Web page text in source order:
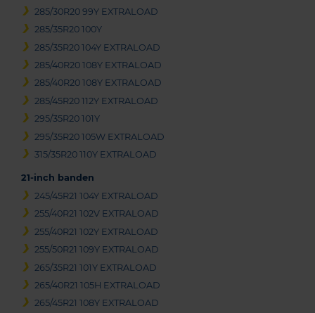
285/30R20 99Y EXTRALOAD
285/35R20 100Y
285/35R20 104Y EXTRALOAD
285/40R20 108Y EXTRALOAD
285/40R20 108Y EXTRALOAD
285/45R20 112Y EXTRALOAD
295/35R20 101Y
295/35R20 105W EXTRALOAD
315/35R20 110Y EXTRALOAD
21-inch banden
245/45R21 104Y EXTRALOAD
255/40R21 102V EXTRALOAD
255/40R21 102Y EXTRALOAD
255/50R21 109Y EXTRALOAD
265/35R21 101Y EXTRALOAD
265/40R21 105H EXTRALOAD
265/45R21 108Y EXTRALOAD